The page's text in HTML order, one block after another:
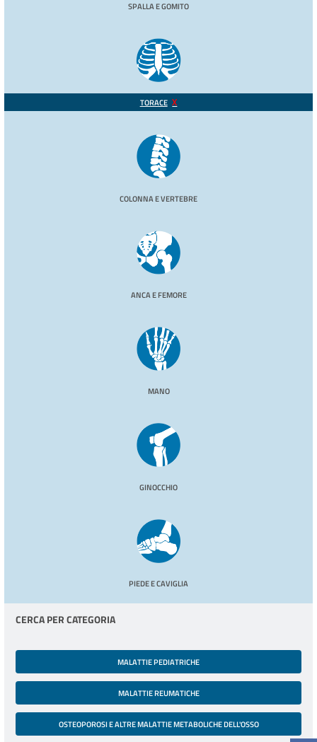
SPALLA E GOMITO
TORACE
COLONNA E VERTEBRE
ANCA E FEMORE
MANO
GINOCCHIO
PIEDE E CAVIGLIA
CERCA PER CATEGORIA
MALATTIE PEDIATRICHE
MALATTIE REUMATICHE
OSTEOPOROSI E ALTRE MALATTIE METABOLICHE DELL'OSSO